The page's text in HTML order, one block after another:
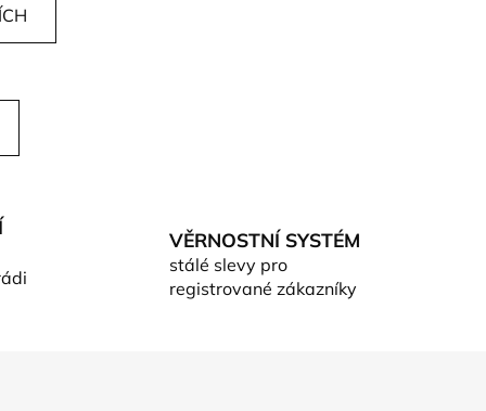
VĚRNOSTNÍ SYSTÉM
stálé slevy pro
registrované zákazníky